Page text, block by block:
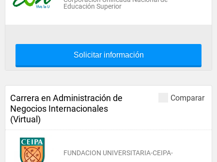
Educación Superior
Solicitar información
Comparar
Carrera en Administración de
Negocios Internacionales
(Virtual)
FUNDACION UNIVERSITARIA-CEIPA-